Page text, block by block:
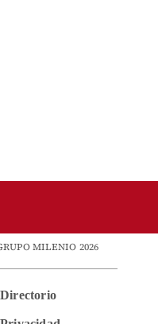
MILENIO 2026
Directorio